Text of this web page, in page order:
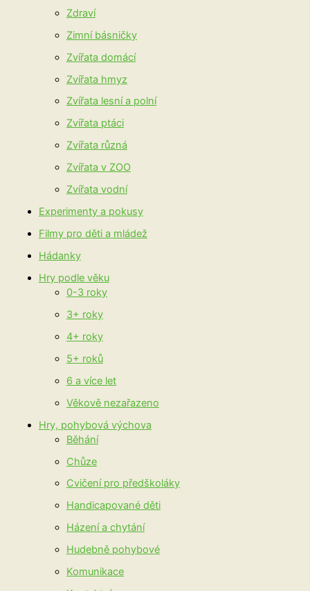
Zdraví
Zimní básničky
Zvířata domácí
Zvířata hmyz
Zvířata lesní a polní
Zvířata ptáci
Zvířata různá
Zvířata v ZOO
Zvířata vodní
Experimenty a pokusy
Filmy pro děti a mládež
Hádanky
Hry podle věku
0-3 roky
3+ roky
4+ roky
5+ roků
6 a více let
Věkově nezařazeno
Hry, pohybová výchova
Běhání
Chůze
Cvičení pro předškoláky
Handicapované děti
Házení a chytání
Hudebně pohybové
Komunikace